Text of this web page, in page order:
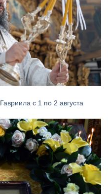
с 1 по 2 августа